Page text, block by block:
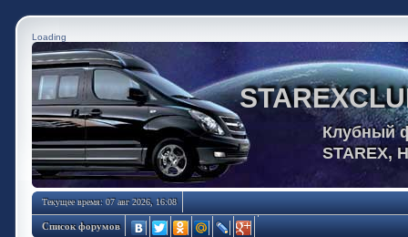
Loading
Клубный
STAREX,
Текущее время: 07 авг 2026, 16:08
Список форумов